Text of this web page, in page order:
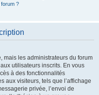
?
mais les administrateurs du forum
utilisateurs inscrits. En vous
à des fonctionnalités
aux visiteurs, tels que l’affichage
privée, l’envoi de